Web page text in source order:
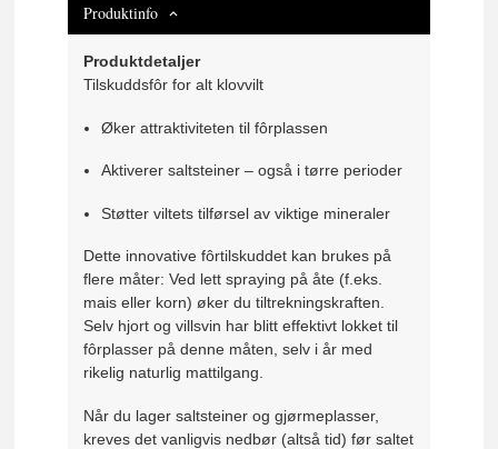
Produktinfo
Produktdetaljer
Tilskuddsfôr for alt klovvilt
Øker attraktiviteten til fôrplassen
Aktiverer saltsteiner – også i tørre perioder
Støtter viltets tilførsel av viktige mineraler
Dette innovative fôrtilskuddet kan brukes på
flere måter: Ved lett spraying på åte (f.eks.
mais eller korn) øker du tiltrekningskraften.
Selv hjort og villsvin har blitt effektivt lokket til
fôrplasser på denne måten, selv i år med
rikelig naturlig mattilgang.
Når du lager saltsteiner og gjørmeplasser,
kreves det vanligvis nedbør (altså tid) før saltet